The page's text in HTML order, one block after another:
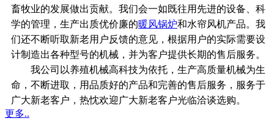
畜牧业的发展做出贡献。我们会一如既往用先进的设备、科
学的管理，生产出质优价廉的暖风锅炉和水帘风机产品。我
们还不断听取新老用户反馈的意见，根据用户的实际需要设
计制造出各种型号的机械，并为客户提供长期的售后服务。
我公司以养殖机械高科技为依托，生产高质量机械为生
命，不断进取，用品质好的产品和完善的售后服务，服务于
广大新老客户，热忱欢迎广大新老客户光临洽谈选购。
更多..